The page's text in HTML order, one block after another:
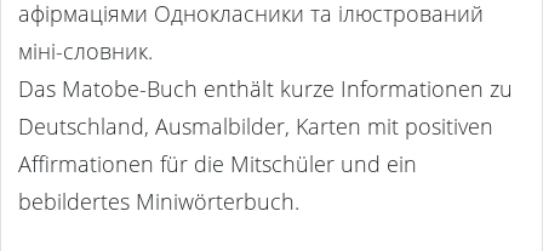
афірмаціями Однокласники та ілюстрований
міні-словник.
Das Matobe-Buch enthält kurze Informationen zu
Deutschland, Ausmalbilder, Karten mit positiven
Affirmationen für die Mitschüler und ein
bebildertes Miniwörterbuch.